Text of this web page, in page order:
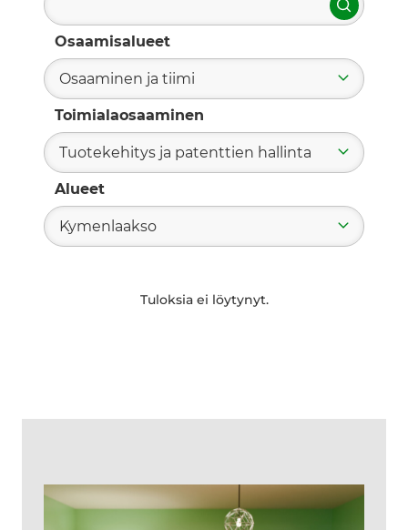
Hae
Osaamisalueet
Osaaminen ja tiimi
Toimialaosaaminen
Tuotekehitys ja patenttien hallinta
Alueet
Kymenlaakso
Tuloksia ei löytynyt.